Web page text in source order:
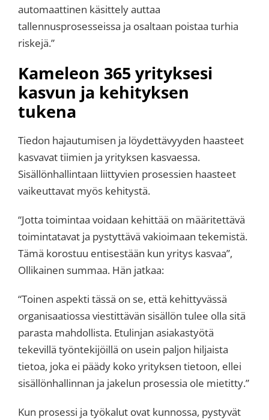
automaattinen käsittely auttaa
tallennusprosesseissa ja osaltaan poistaa turhia
riskejä.”
Kameleon 365 yrityksesi
kasvun ja kehityksen
tukena
Tiedon hajautumisen ja löydettävyyden haasteet
kasvavat tiimien ja yrityksen kasvaessa.
Sisällönhallintaan liittyvien prosessien haasteet
vaikeuttavat myös kehitystä.
“Jotta toimintaa voidaan kehittää on määritettävä
toimintatavat ja pystyttävä vakioimaan tekemistä.
Tämä korostuu entisestään kun yritys kasvaa”,
Ollikainen summaa. Hän jatkaa:
“Toinen aspekti tässä on se, että kehittyvässä
organisaatiossa viestittävän sisällön tulee olla sitä
parasta mahdollista. Etulinjan asiakastyötä
tekevillä työntekijöillä on usein paljon hiljaista
tietoa, joka ei päädy koko yrityksen tietoon, ellei
sisällönhallinnan ja jakelun prosessia ole mietitty.”
Kun prosessi ja työkalut ovat kunnossa, pystyvät